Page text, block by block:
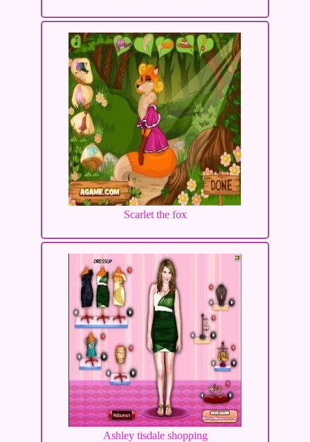
Scarlet the fox
Ashley tisdale shopping